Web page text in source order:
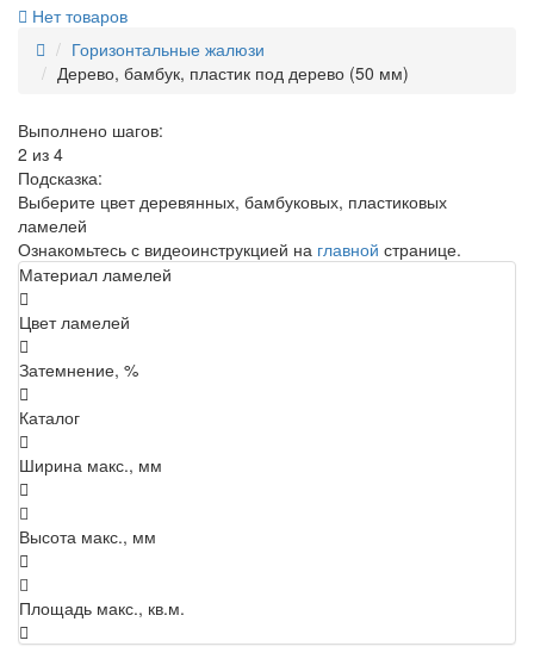
Нет товаров
Горизонтальные жалюзи
Дерево, бамбук, пластик под дерево (50 мм)
Выполнено шагов:
2 из 4
Подсказка:
Выберите цвет деревянных, бамбуковых, пластиковых
ламелей
Ознакомьтесь с видеоинструкцией на главной странице.
Материал ламелей
Цвет ламелей
Затемнение, %
Каталог
Ширина макс., мм
Высота макс., мм
Площадь макс., кв.м.